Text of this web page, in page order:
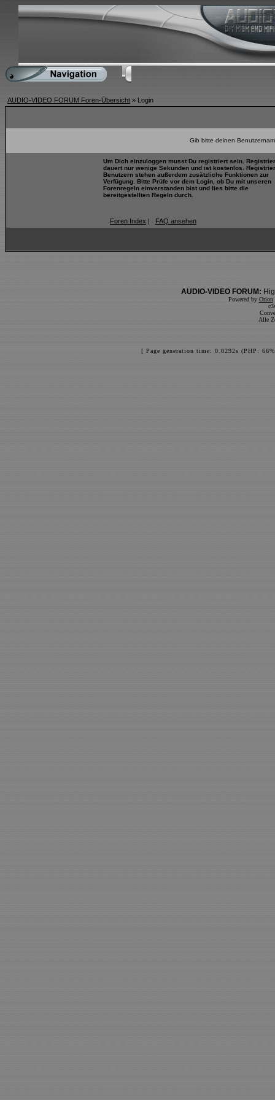
AUDIO-VIDEO FORUM Foren-Übersicht » Login
Gib bitte deinen
Um Dich einzuloggen musst Du registriert sein.
dauert nur wenige Sekunden und ist kostenlos.
Benutzern stehen außerdem zusätzliche Funktionen zur
Verfügung. Bitte Prüfe vor dem Login, ob Du mit unseren
Forenregeln einverstanden bist und lies bitte die
bereitgestellten Regeln durch.
Foren Index | FAQ ansehen
AUDIO-VIDEO FORUM:
Powered by Orion
Alle
[ Page generation time: 0.0292s (PHP: